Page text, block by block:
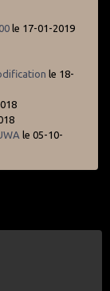
le 17-01-2019
le 18-
le 05-10-